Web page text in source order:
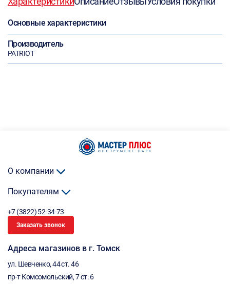
Основные характеристики
Производитель
PATRIOT
О компании
Покупателям
+7 (3822) 52-34-73
Заказать звонок
Адреса магазинов в г. Томск
ул. Шевченко, 44 ст. 46
пр-т Комсомольский, 7 ст. 6